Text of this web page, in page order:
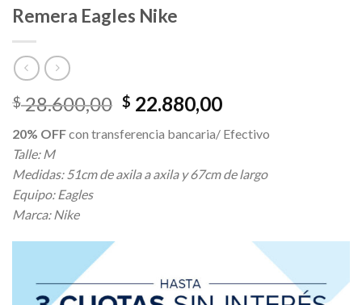
Remera Eagles Nike
$28.600,00 El
original
$ 28.600,00.
$ 22.880,00El
actual
$ 22.880,00.
20% OFFcon transferencia bancaria/ Efectivo
Talle: M
Medidas: 51cm de axila a axila y 67cm de largo
Equipo: Eagles
Marca: Nike